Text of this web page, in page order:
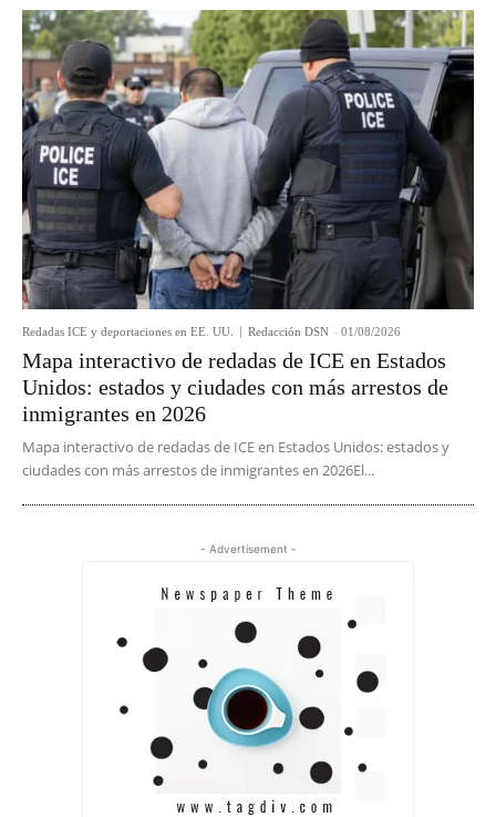
Redadas ICE y deportaciones en EE. UU. Redacción DSN - 01/08/2026
Mapa interactivo de redadas de ICE en Estados
Unidos: estados y ciudades con más arrestos de
inmigrantes en 2026
Mapa interactivo de redadas de ICE en Estados Unidos: estados y
ciudades con más arrestos de inmigrantes en 2026El...
- Advertisement -